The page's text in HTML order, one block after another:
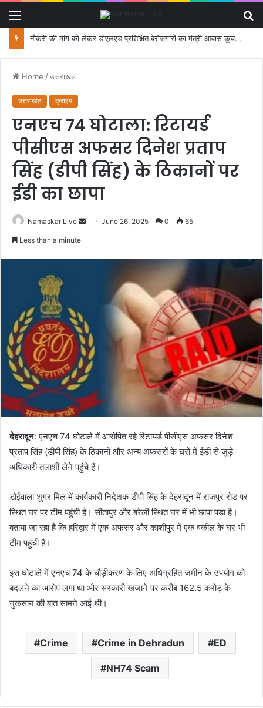
नौकरी की मांग को लेकर डीएलएड प्रशिक्षित बेरोजगारों का मंत्री आवास कूच, पुलिस ने रोका
Home /उत्तराखंड
उत्तराखंड क्राइम
एनएच 74 घोटाला: रिटायर्ड
पीसीएस अफसर दिनेश प्रताप
सिंह (डीपी सिंह) के ठिकानों पर
ईडी का छापा
Namaskar Live
m
a
i
l
June 26, 2025 0 65
Less than a minute
देहरादून: एनएच 74 घोटाले में आरोपित रहे रिटायर्ड पीसीएस अफसर दिनेश
प्रताप सिंह (डीपी सिंह) के ठिकानों और अन्य अफसरों के घरों में ईडी से जुड़े
अधिकारी तलाशी लेने पहुंचे हैं।
डोईवाला शुगर मिल में कार्यकारी निदेशक डीपी सिंह के देहरादून में राजपुर रोड पर
स्थित घर पर टीम पहुंची है। सीतापुर और बरेली स्थित घर में भी छापा पड़ा है।
बताया जा रहा है कि हरिद्वार में एक अफसर और काशीपुर में एक वकील के घर भी
टीम पहुंची है।
इस घोटाले में एनएच 74 के चौड़ीकरण के लिए अधिग्रहित जमीन के उपयोग को
बदलने का आरोप लगा था और सरकारी खजाने पर करीब 162.5 करोड़ के
नुकसान की बात सामने आई थी।
Crime Crime in Dehradun ED
NH74 Scam